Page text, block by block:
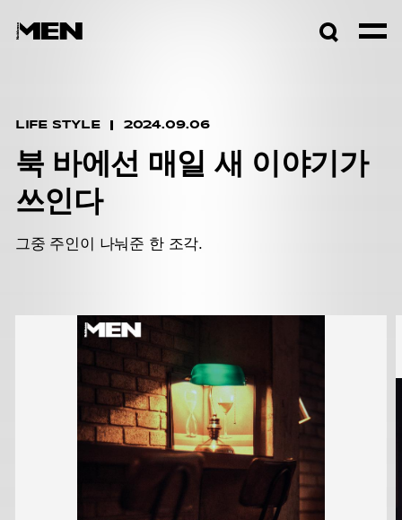
LIFE STYLE 2024.09.06
북 바에선 매일 새 이야기가
쓰인다
그중 주인이 나눠준 한 조각.